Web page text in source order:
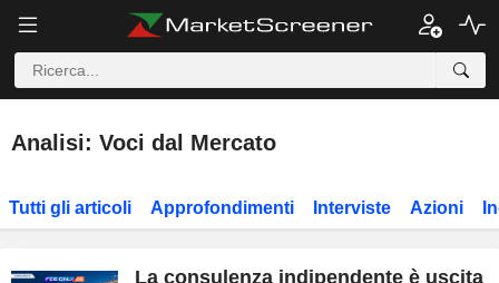
Analisi: Voci dal Mercato
Tutti gli articoli Approfondimenti Interviste Azioni
La consulenza indipendente è uscita